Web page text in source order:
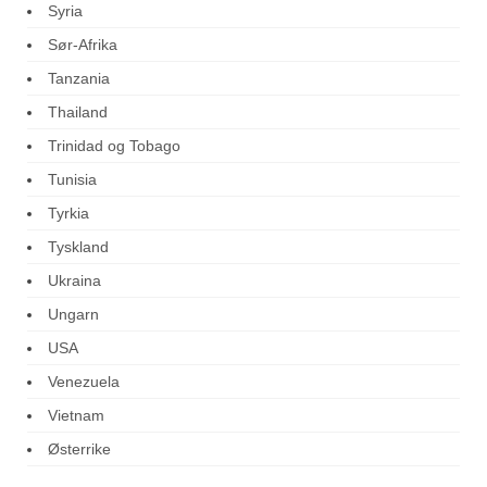
Syria
Sør-Afrika
Tanzania
Thailand
Trinidad og Tobago
Tunisia
Tyrkia
Tyskland
Ukraina
Ungarn
USA
Venezuela
Vietnam
Østerrike